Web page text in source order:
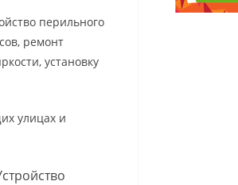
перильного
ремонт
установку
улицах и